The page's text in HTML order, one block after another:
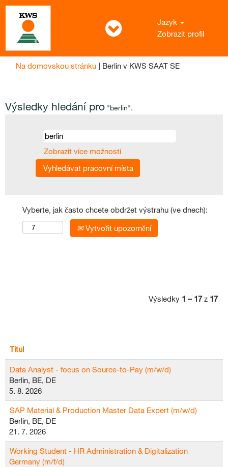
Jazyk
Zobrazit profil
Na domovskou stránku | Berlin v KWS SAAT SE(aktuální
Výsledky hledání pro "berlin".
Zobrazit více možností
Vyberte, jak často chcete obdržet výstrahu (ve dnech):
Vytvořit upozornění
Výsledky 1 – 17z 17
Titul
Data Analyst - focus on Source-to-Pay (m/w/d)
Berlin, BE, DE
5. 8. 2026
SAP Material & Production Master Data Expert (m/w/d)
Berlin, BE, DE
21. 7. 2026
Working Student - HR Administration & Digitalization
Germany (m/f/d)